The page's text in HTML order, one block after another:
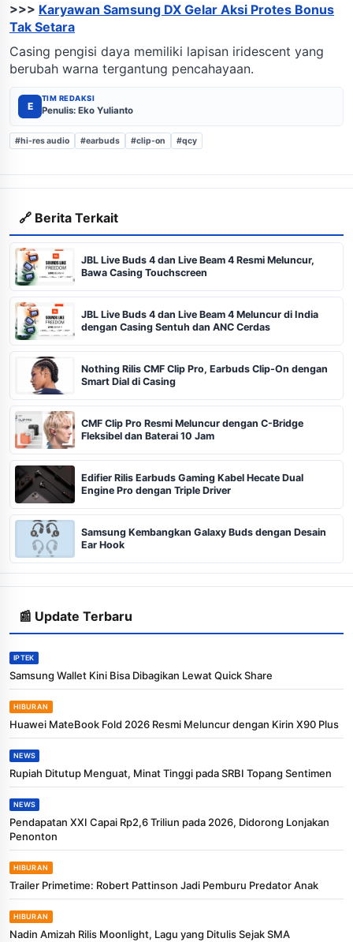
>>> Karyawan Samsung DX Gelar Aksi Protes Bonus
Tak Setara
Casing pengisi daya memiliki lapisan iridescent yang
berubah warna tergantung pencahayaan.
E
TIM REDAKSI
Penulis: Eko Yulianto
#hi-res audio #earbuds #clip-on #qcy
🔗 Berita Terkait
JBL Live Buds 4 dan Live Beam 4 Resmi Meluncur,
Bawa Casing Touchscreen
JBL Live Buds 4 dan Live Beam 4 Meluncur di India
dengan Casing Sentuh dan ANC Cerdas
Nothing Rilis CMF Clip Pro, Earbuds Clip-On dengan
Smart Dial di Casing
CMF Clip Pro Resmi Meluncur dengan C-Bridge
Fleksibel dan Baterai 10 Jam
Edifier Rilis Earbuds Gaming Kabel Hecate Dual
Engine Pro dengan Triple Driver
Samsung Kembangkan Galaxy Buds dengan Desain
Ear Hook
📰 Update Terbaru
IPTEK
Samsung Wallet Kini Bisa Dibagikan Lewat Quick Share
HIBURAN
Huawei MateBook Fold 2026 Resmi Meluncur dengan Kirin X90 Plus
NEWS
Rupiah Ditutup Menguat, Minat Tinggi pada SRBI Topang Sentimen
NEWS
Pendapatan XXI Capai Rp2,6 Triliun pada 2026, Didorong Lonjakan
Penonton
HIBURAN
Trailer Primetime: Robert Pattinson Jadi Pemburu Predator Anak
HIBURAN
Nadin Amizah Rilis Moonlight, Lagu yang Ditulis Sejak SMA